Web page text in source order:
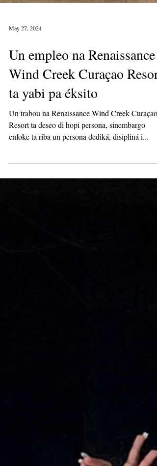
Un empleo na Renaissance
Wind Creek Curaçao Resort
ta yabi pa éksito
Un trabou na Renaissance Wind Creek Curaçao
Resort ta deseo di hopi persona, sinembargo